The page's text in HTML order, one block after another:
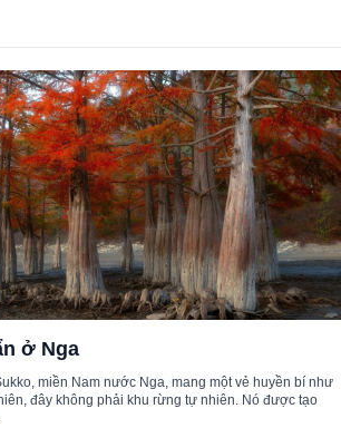
ở Nga
miền Nam nước Nga, mang một vẻ huyền bí như
đây không phải khu rừng tự nhiên. Nó được tạo